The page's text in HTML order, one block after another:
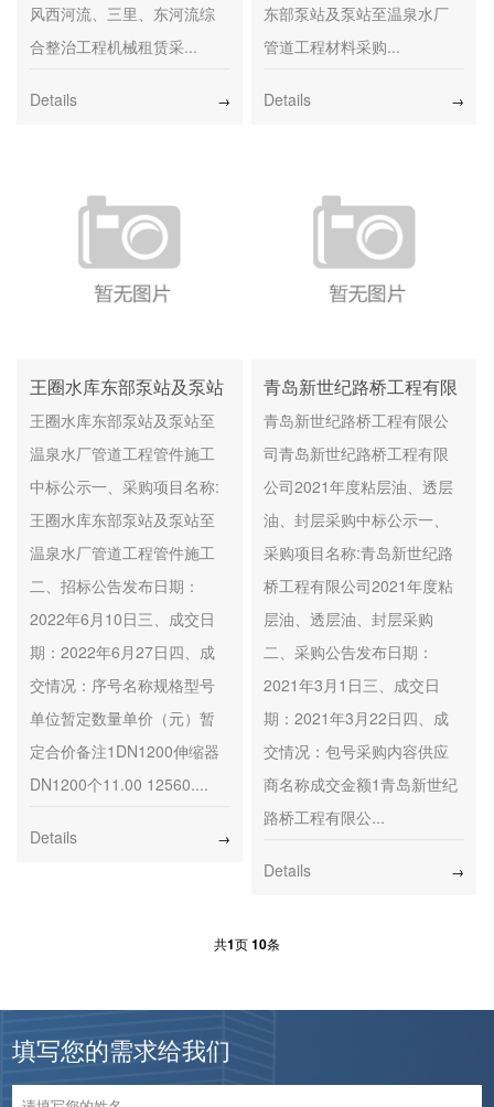
风西河流、三里、东河流综
合整治工程机械租赁采...
Details →
东部泵站及泵站至温泉水厂
管道工程材料采购...
Details →
王圈水库东部泵站及泵站
至温泉水厂管道工程管件
施工 中标公示
王圈水库东部泵站及泵站至
温泉水厂管道工程管件施工
中标公示一、采购项目名称:
王圈水库东部泵站及泵站至
温泉水厂管道工程管件施工
二、招标公告发布日期：
2022年6月10日三、成交日
期：2022年6月27日四、成
交情况：序号名称规格型号
单位暂定数量单价（元）暂
定合价备注1DN1200伸缩器
DN1200个11.00 12560....
Details →
青岛新世纪路桥工程有限
公司2021年度粘层油、透
层油、封层采购
青岛新世纪路桥工程有限公
司青岛新世纪路桥工程有限
公司2021年度粘层油、透层
油、封层采购中标公示一、
采购项目名称:青岛新世纪路
桥工程有限公司2021年度粘
层油、透层油、封层采购
二、采购公告发布日期：
2021年3月1日三、成交日
期：2021年3月22日四、成
交情况：包号采购内容供应
商名称成交金额1青岛新世纪
路桥工程有限公...
Details →
共1页10条
填写您的需求给我们